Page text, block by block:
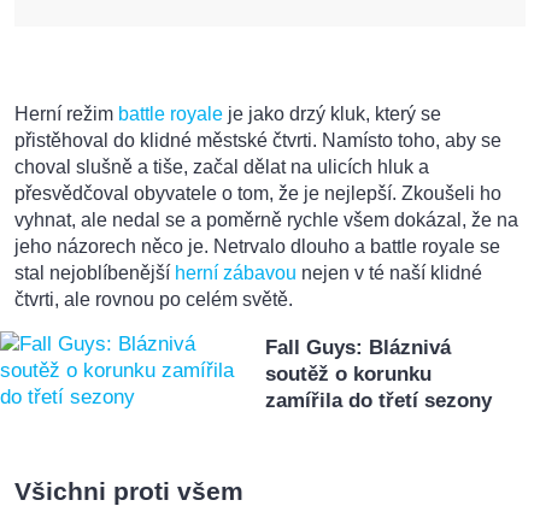
Herní režim battle royale je jako drzý kluk, který se
přistěhoval do klidné městské čtvrti. Namísto toho, aby se
choval slušně a tiše, začal dělat na ulicích hluk a
přesvědčoval obyvatele o tom, že je nejlepší. Zkoušeli ho
vyhnat, ale nedal se a poměrně rychle všem dokázal, že na
jeho názorech něco je. Netrvalo dlouho a battle royale se
stal nejoblíbenější herní zábavou nejen v té naší klidné
čtvrti, ale rovnou po celém světě.
Fall Guys: Bláznivá
soutěž o korunku
zamířila do třetí sezony
Všichni proti všem